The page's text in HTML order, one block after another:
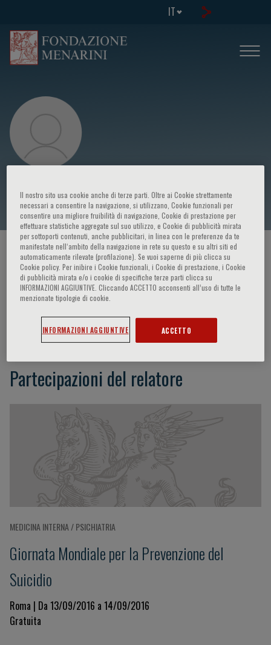
IT
Diana Rucli
HOME PAGE / CORSI ED EVENTI / RELATORE
Diana Rucli
Partecipazioni del relatore
MEDICINA INTERNA / PSICHIATRIA
Giornata Mondiale per la Prevenzione del
Suicidio
Roma | Da 13/09/2016 a 14/09/2016
Gratuita
Il nostro sito usa cookie anche di terze parti. Oltre ai Cookie strettamente
necessari a consentire la navigazione, si utilizzano, Cookie funzionali per
consentire una migliore fruibilità di navigazione, Cookie di prestazione per
effettuare statistiche aggregate sul suo utilizzo, e Cookie di pubblicità mirata
per sottoporti contenuti, anche pubblicitari, in linea con le preferenze da te
manifestate nell‘ambito della navigazione in rete su questo e su altri siti ed
automaticamente rilevate (profilazione). Se vuoi saperne di più clicca su
Cookie policy. Per inibire i Cookie funzionali, i Cookie di prestazione, i Cookie
di pubblicità mirata e/o i cookie di specifiche terze parti clicca su
INFORMAZIONI AGGIUNTIVE. Cliccando ACCETTO acconsenti all’uso di tutte le
menzionate tipologie di cookie.
INFORMAZIONI AGGIUNTIVE ACCETTO